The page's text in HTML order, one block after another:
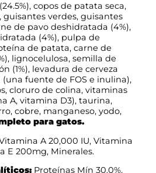
copos de patata seca,
guisantes verdes, guisantes
de pavo deshidratada (4%),
(4%), pulpa de
de patata, carne de
lignocelulosa, semilla de
(1%), levadura de cerveza
(una fuente de FOS e inulina),
cloruro de colina, vitaminas
A, vitamina D3), taurina,
cobre, manganeso, yodo,
para gatos.
A 20,000 IU, Vitamina
E 200mg, Minerales.
Proteínas Mín 30.0%,